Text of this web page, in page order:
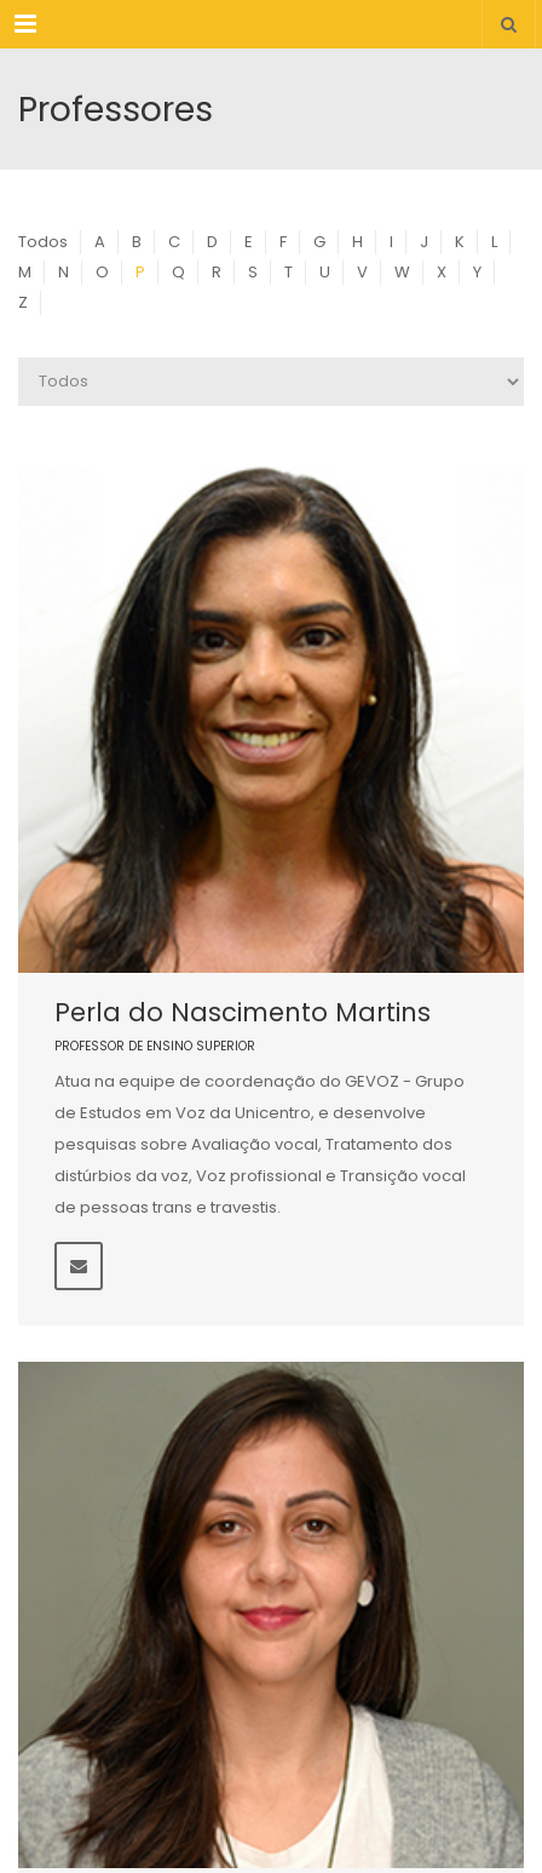
Menu
Professores
Todos A B C D E F G H I J K
L
M
N O P Q R S T U V W X
Y
Z
Perla do Nascimento Martins
PROFESSOR DE ENSINO SUPERIOR
Atua na equipe de coordenação do GEVOZ - Grupo
de Estudos em Voz da Unicentro, e desenvolve
pesquisas sobre Avaliação vocal, Tratamento dos
distúrbios da voz, Voz profissional e Transição vocal
de pessoas trans e travestis.